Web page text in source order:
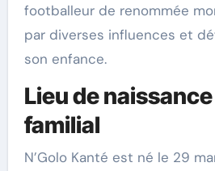
footballeur de renommée
par diverses influences et
son enfance.
Lieu de
familial
N’Golo Kanté est né le 29